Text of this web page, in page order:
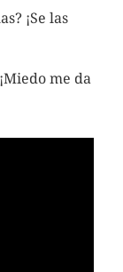
¡Se las
me da